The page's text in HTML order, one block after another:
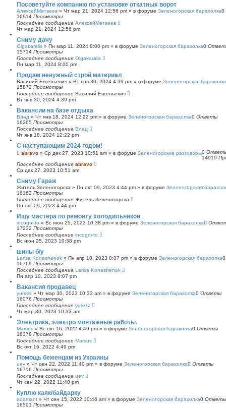
Посоветуйте компанию по установке откатных ворот
АлексейМатвеев » Чт мар 21, 2024 12:56 pm » в форуме Зеленогорская барахолка0
16914 Просмотры
Последнее сообщение АлексейМатвеев
Чт мар 21, 2024 12:56 pm
Сниму дачу
Olgakaralis » Пн мар 11, 2024 8:00 pm » в форуме Зеленогорская барахолка0
15714 Просмотры
Последнее сообщение Olgakaralis
Пн мар 11, 2024 8:00 pm
Продам ненужный строй материал
Василий Евгеньевич » Вт янв 30, 2024 4:39 pm » в форуме Зеленогорская барахолка
15872 Просмотры
Последнее сообщение Василий Евгеньевич
Вт янв 30, 2024 4:39 pm
Вакансии на базе отдыха
Влад » Чт янв 18, 2024 12:22 pm » в форуме Зеленогорская барахолка0 Ответы
16265 Просмотры
Последнее сообщение Влад
Чт янв 18, 2024 12:22 pm
С наступающим 2024 годом!
abravo » Ср дек 27, 2023 10:51 am » в форуме Зеленогорские разговоры0
14919
Последнее сообщение abravo
Ср дек 27, 2023 10:51 am
Сниму Гараж
Житель Зеленогорска » Пн окт 09, 2023 4:44 pm » в форуме Зеленогорская
16162 Просмотры
Последнее сообщение Житель Зеленогорска
Пн окт 09, 2023 4:44 pm
Ищу мастера по ремонту холодильников
incogni-to » Вс июн 25, 2023 10:38 pm » в форуме Зеленогорская барахолка0
17232 Просмотры
Последнее сообщение incogni-to
Вс июн 25, 2023 10:38 pm
шины б/у
Larisa Konashenok » Пн апр 10, 2023 8:07 pm » в форуме Зеленогорская барахолка
16769 Просмотры
Последнее сообщение Larisa Konashenok
Пн апр 10, 2023 8:07 pm
Вакансия продавец
yurezz » Чт мар 30, 2023 10:33 am » в форуме Зеленогорская барахолка0 Ответы
16076 Просмотры
Последнее сообщение yurezz
Чт мар 30, 2023 10:33 am
Электрика, электро монтажные работы.
Marsus » Вс окт 16, 2022 4:49 pm » в форуме Зеленогорская барахолка0 Ответы
18378 Просмотры
Последнее сообщение Marsus
Вс окт 16, 2022 4:49 pm
Помощь беженцам из Украины
uev » Чт сен 22, 2022 11:40 pm » в форуме Зеленогорская барахолка0 Ответы
16716 Просмотры
Последнее сообщение uev
Чт сен 22, 2022 11:40 pm
Куплю каяк/байдарку
adamant » Чт сен 15, 2022 10:46 am » в форуме Зеленогорская барахолка0 Ответы
16591 Просмотры